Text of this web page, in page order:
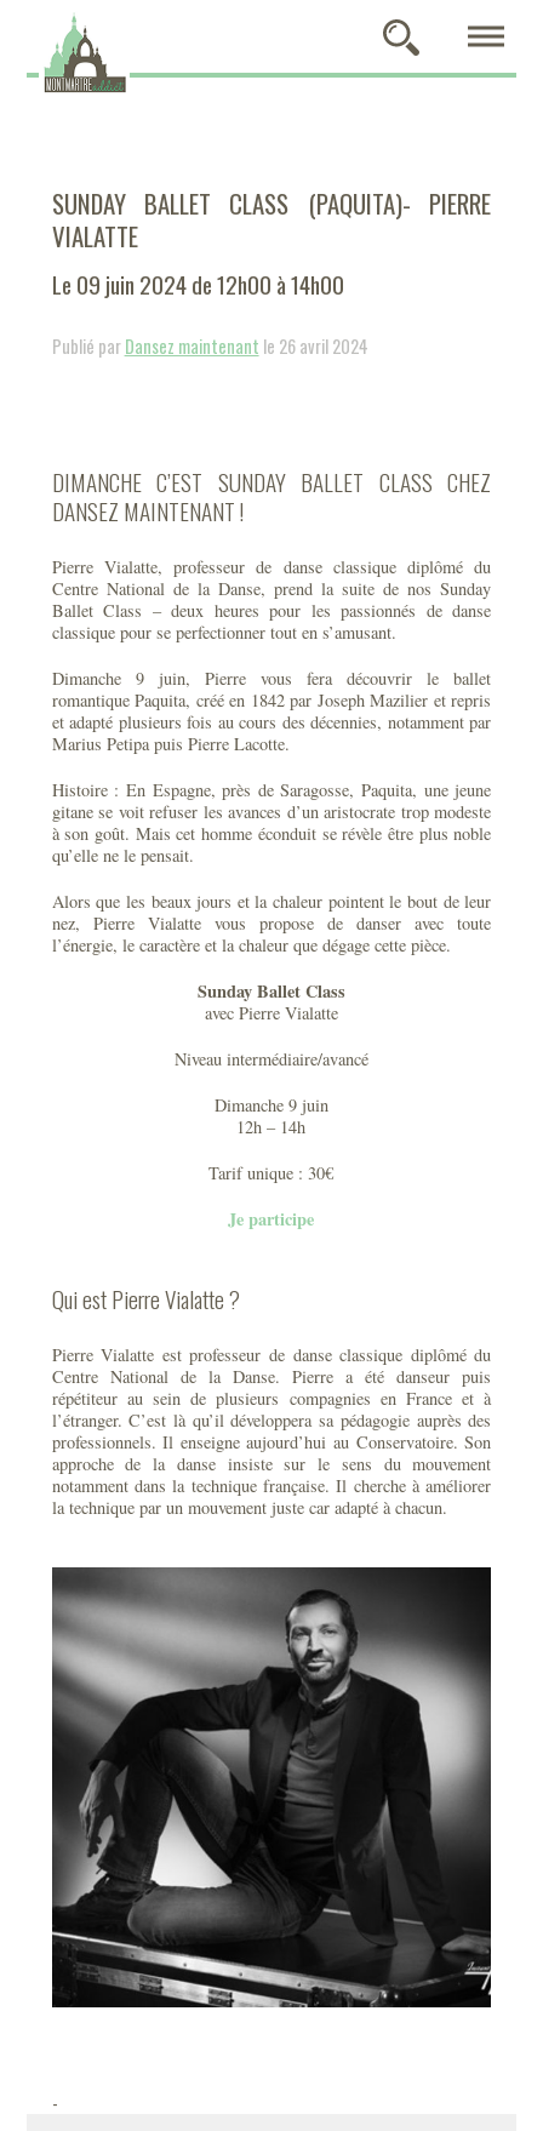
SUNDAY BALLET CLASS (PAQUITA)- PIERRE
VIALATTE
Le 09 juin 2024 de 12h00 à 14h00
Publié parDansez maintenant le 26 avril 2024
DIMANCHE C’EST SUNDAY BALLET CLASS CHEZ
DANSEZ MAINTENANT !
Pierre Vialatte, professeur de danse classique diplômé du
Centre National de la Danse, prend la suite de nos Sunday
Ballet Class – deux heures pour les passionnés de danse
classique pour se perfectionner tout en s’amusant.
Dimanche 9 juin, Pierre vous fera découvrir le ballet
romantique Paquita, créé en 1842 par Joseph Mazilier et repris
et adapté plusieurs fois au cours des décennies, notamment par
Marius Petipa puis Pierre Lacotte.
Histoire : En Espagne, près de Saragosse, Paquita, une jeune
gitane se voit refuser les avances d’un aristocrate trop modeste
à son goût. Mais cet homme éconduit se révèle être plus noble
qu’elle ne le pensait.
Alors que les beaux jours et la chaleur pointent le bout de leur
nez, Pierre Vialatte vous propose de danser avec toute
l’énergie, le caractère et la chaleur que dégage cette pièce.
Sunday Ballet Class
avec Pierre Vialatte
Niveau intermédiaire/avancé
Dimanche 9 juin
12h – 14h
Tarif unique : 30€
Je participe
Qui est Pierre Vialatte ?
Pierre Vialatte est professeur de danse classique diplômé du
Centre National de la Danse. Pierre a été danseur puis
répétiteur au sein de plusieurs compagnies en France et à
l’étranger. C’est là qu’il développera sa pédagogie auprès des
professionnels. Il enseigne aujourd’hui au Conservatoire. Son
approche de la danse insiste sur le sens du mouvement
notamment dans la technique française. Il cherche à améliorer
la technique par un mouvement juste car adapté à chacun.
-